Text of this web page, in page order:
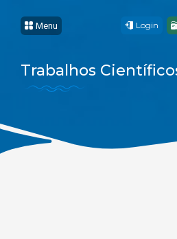
Trabalhos
Menu Login